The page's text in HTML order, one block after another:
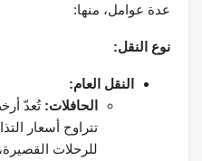
عدة عوامل، منها:
نوع النقل:
النقل العام:
الحافلات: تُعدّ